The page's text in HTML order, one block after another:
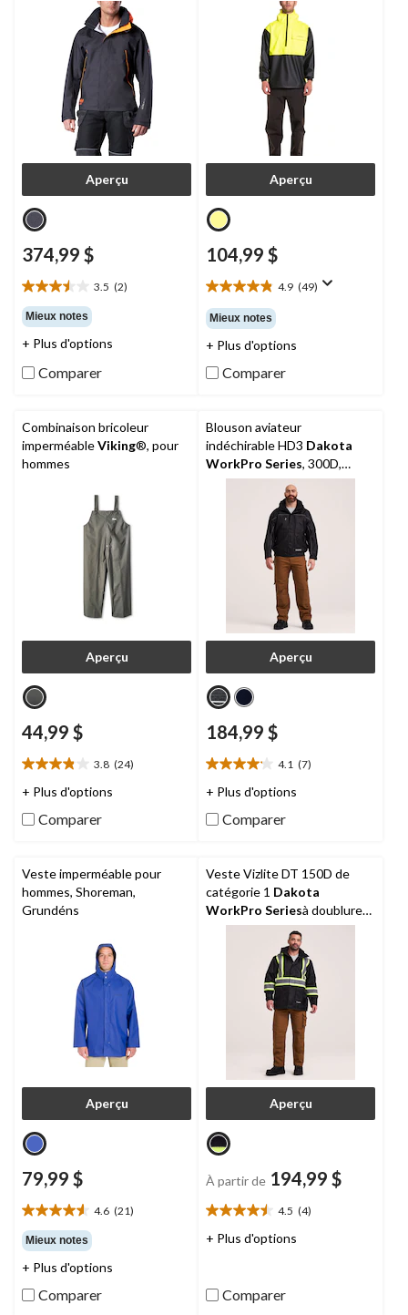
Aperçu
374,99 $
3.5 (2)
3.5
étoile(s)
sur
5.
2
évaluations
Mieux notes
+ Plus d'options
Comparer
Aperçu
104,99 $
4.9 (49)
4.9
étoile(s)
sur
5.
49
évaluations
Mieux notes
+ Plus d'options
Comparer
Combinaison bricoleur
imperméableViking®, pour
hommes
Aperçu
44,99 $
3.8 (24)
3.8
étoile(s)
5.
+ Plus d'options
Comparer
Blouson aviateur
indéchirable HD3 Dakota
WorkPro Series, 300D,
étanche à l’eau, pour hommes
Aperçu
184,99 $
4.1 (7)
4.1
étoile(s)
5.
+ Plus d'options
Comparer
Veste imperméable pour
hommes, Shoreman,
Grundéns
Aperçu
79,99 $
4.6 (21)
4.6
étoile(s)
sur
5.
21
évaluations
Mieux notes
+ Plus d'options
Comparer
Veste Vizlite DT 150D de
catégorie 1 Dakota
WorkPro Seriesà doublure
T-Max, pour hommes
Aperçu
À partir de 194,99 $
4.5 (4)
4.5
étoile(s)
4
évaluations
+ Plus d'options
Comparer